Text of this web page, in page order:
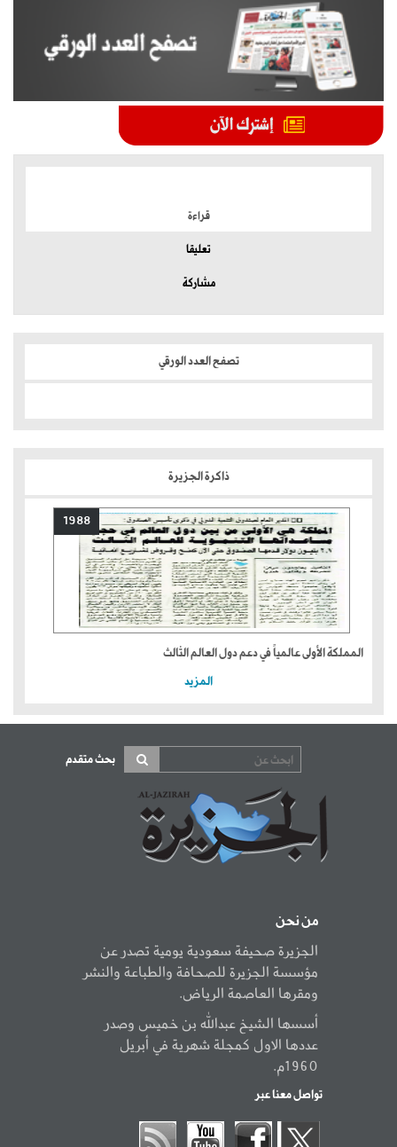
قراءة
تعليقا
مشاركة
تصفح العدد الورقي
ذاكرة الجزيرة
1988
المملكة الأولى عالمياً في دعم دول العالم الثالث
المزيد
بحث متقدم
من نحن
الجزيرة صحيفة سعودية يومية تصدر عن
مؤسسة الجزيرة للصحافة والطباعة والنشر
ومقرها العاصمة الرياض.
أسسها الشيخ عبدالله بن خميس وصدر
عددها الاول كمجلة شهرية في أبريل
1960م.
تواصل معنا عبر